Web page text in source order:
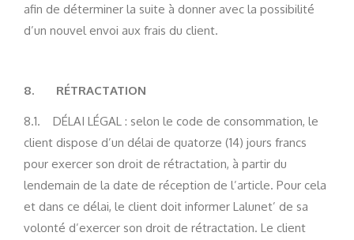
afin de déterminer la suite à donner avec la possibilité
d’un nouvel envoi aux frais du client.
8. RÉTRACTATION
8.1. DÉLAI LÉGAL : selon le code de consommation, le
client dispose d’un délai de quatorze (14) jours francs
pour exercer son droit de rétractation, à partir du
lendemain de la date de réception de l’article. Pour cela
et dans ce délai, le client doit informer Lalunet’ de sa
volonté d’exercer son droit de rétractation. Le client